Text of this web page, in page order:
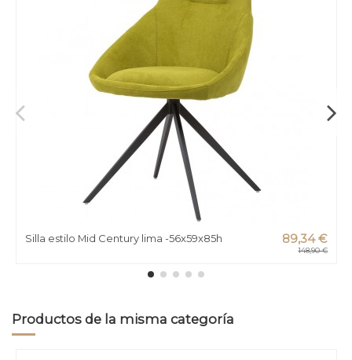
Silla estilo Mid Century lima -56x59x85h 89,34 €
148,90 €
Productos de la misma categoría